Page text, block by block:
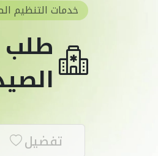
خدمات التنظيم
طلب
تفضيل